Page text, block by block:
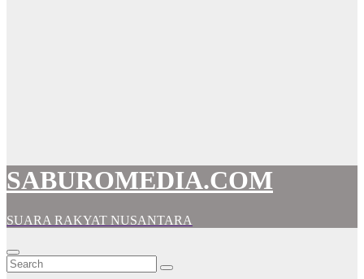
SABUROMEDIA.COM
SUARA RAKYAT NUSANTARA